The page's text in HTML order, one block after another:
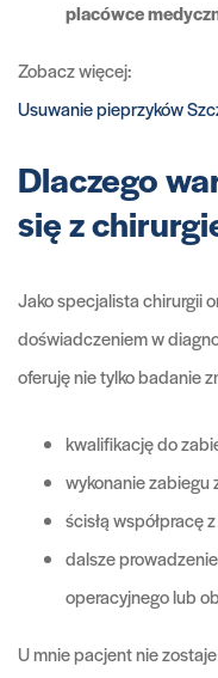
placówce
Zobacz więcej:
Usuwanie pieprzyków
Dlaczego
się z
Jako specjalista chirurgii
doświadczeniem w
oferuję nie tylko badanie
kwalifikację do
wykonanie zabiegu
ścisłą współpracę
dalsze
operacyjnego lub
U mnie pacjent nie